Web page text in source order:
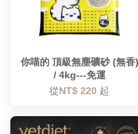
你喵的 頂級無塵礦砂 (無香)
/ 4kg---免運
從NT$ 220 起